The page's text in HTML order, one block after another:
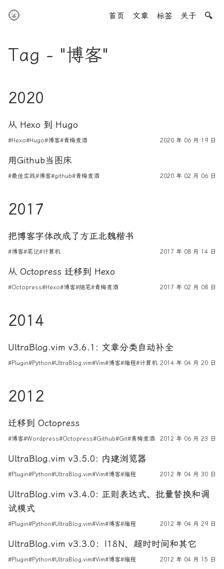
🌝 首页 文章 标签 关于 🔍
Tag - "博客"
2020
从 Hexo 到 Hugo
#Hexo#Hugo#博客#青梅煮酒 2020 年 06 月 19 日
用Github当图床
#最佳实践#博客#github#青梅煮酒 2020 年 02 月 06 日
2017
把博客字体改成了方正北魏楷书
#博客#笔记#计算机 2017 年 08 月 14 日
从 Octopress 迁移到 Hexo
#Octopress#Hexo#博客#随笔#青梅煮酒 2017 年 02 月 08 日
2014
UltraBlog.vim v3.6.1: 文章分类自动补全
#Plugin#Python#UltraBlog.vim#Vim#博客#编程#计算机 2014 年 04 月 20 日
2012
迁移到 Octopress
#博客#Wordpress#Octopress#Github#Git#青梅煮酒 2012 年 06 月 23 日
UltraBlog.vim v3.5.0: 内建浏览器
#Plugin#Python#UltraBlog.vim#Vim#博客#编程 2012 年 04 月 30 日
UltraBlog.vim v3.4.0: 正则表达式、批量替换和调
试模式
#Plugin#Python#UltraBlog.vim#Vim#博客#编程 2012 年 04 月 29 日
UltraBlog.vim v3.3.0：I18N、超时时间和其它
#Plugin#Python#UltraBlog.vim#Vim#博客#编程 2012 年 04 月 15 日